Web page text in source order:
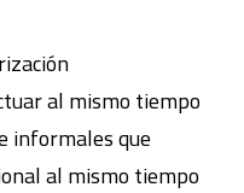
al mismo tiempo
informales que
al mismo tiempo